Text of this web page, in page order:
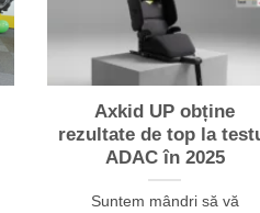
Axkid UP obține
rezultate de top la
ADAC în 2025
Suntem mândri să vă